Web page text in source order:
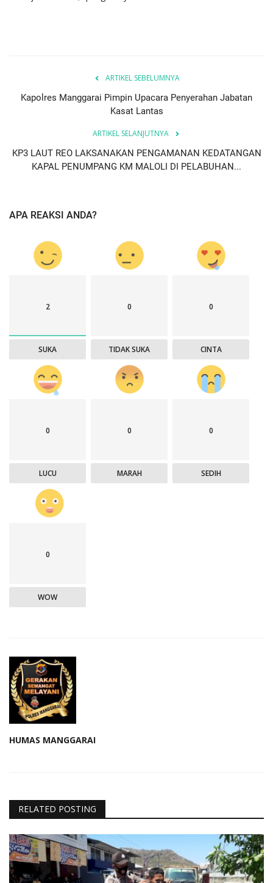
ARTIKEL SEBELUMNYA
Kapolres Manggarai Pimpin Upacara Penyerahan Jabatan
Kasat Lantas
ARTIKEL SELANJUTNYA
KP3 LAUT REO LAKSANAKAN PENGAMANAN KEDATANGAN
KAPAL PENUMPANG KM MALOLI DI PELABUHAN...
APA REAKSI ANDA?
2
SUKA
0
TIDAK SUKA
0
CINTA
0
LUCU
0
MARAH
0
SEDIH
0
WOW
HUMAS MANGGARAI
RELATED POSTING